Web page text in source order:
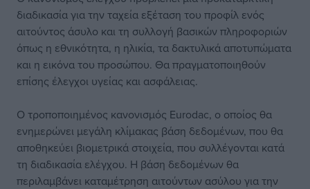
διαδικασία για την ταχεία εξέταση του προφίλ ενός
αιτούντος άσυλο και τη συλλογή βασικών πληροφοριών
όπως η εθνικότητα, η ηλικία, τα δακτυλικά αποτυπώματα
και η εικόνα του προσώπου. Θα πραγματοποιηθούν
επίσης έλεγχοι υγείας και ασφάλειας.
Ο τροποποιημένος κανονισμός Eurodac, ο οποίος θα
ενημερώνει μεγάλη κλίμακας βάση δεδομένων, που θα
αποθηκεύει βιομετρικά στοιχεία, που συλλέγονται κατά
τη διαδικασία ελέγχου. Η βάση δεδομένων θα
περιλαμβάνει καταμέτρηση αιτούντων ασύλου για την